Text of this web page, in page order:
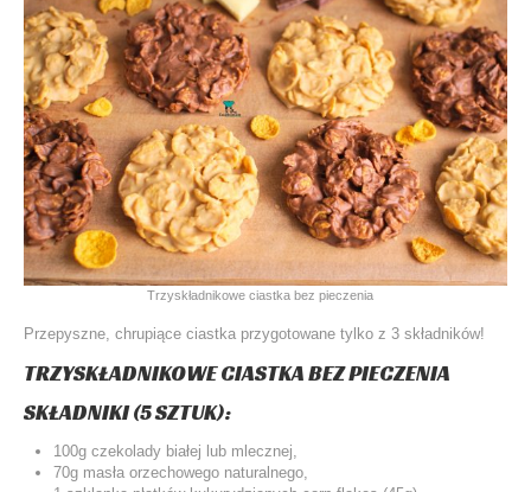
Trzyskładnikowe ciastka bez pieczenia
Przepyszne, chrupiące ciastka przygotowane tylko z 3 składników!
TRZYSKŁADNIKOWE CIASTKA BEZ PIECZENIA
SKŁADNIKI (5 SZTUK):
100g czekolady białej lub mlecznej,
70g masła orzechowego naturalnego,